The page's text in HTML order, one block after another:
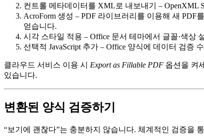
컨트롤 메타데이터를 XML로 내보내기
– OpenXML
AcroForm 생성 – PDF 라이브러리를 이용해 새 PDF
얻습니다.
시각 스타일 적용 – Office 문서 테마에서 글꼴·색상
선택적 JavaScript 추가 – Office 양식에 데이터 검증
클라우드 서비스 이용 시 Export as Fillable PDF 옵션을 켜
있습니다.
변환된 양식 검증하기
“보기에 괜찮다”는 충분하지 않습니다. 체계적인 검증을